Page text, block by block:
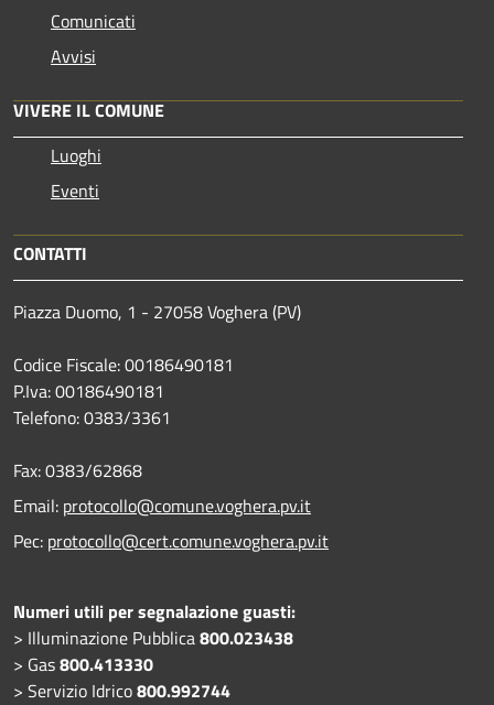
Comunicati
Avvisi
VIVERE IL COMUNE
Luoghi
Eventi
CONTATTI
Piazza Duomo, 1 - 27058 Voghera (PV)
Codice Fiscale: 00186490181
P.Iva: 00186490181
Telefono:0383/3361
Fax:0383/62868
Email: protocollo@comune.voghera.pv.it
Pec: protocollo@cert.comune.voghera.pv.it
Numeri utili per segnalazione guasti:
> Illuminazione Pubblica800.023438
> Gas800.413330
> Servizio Idrico800.992744